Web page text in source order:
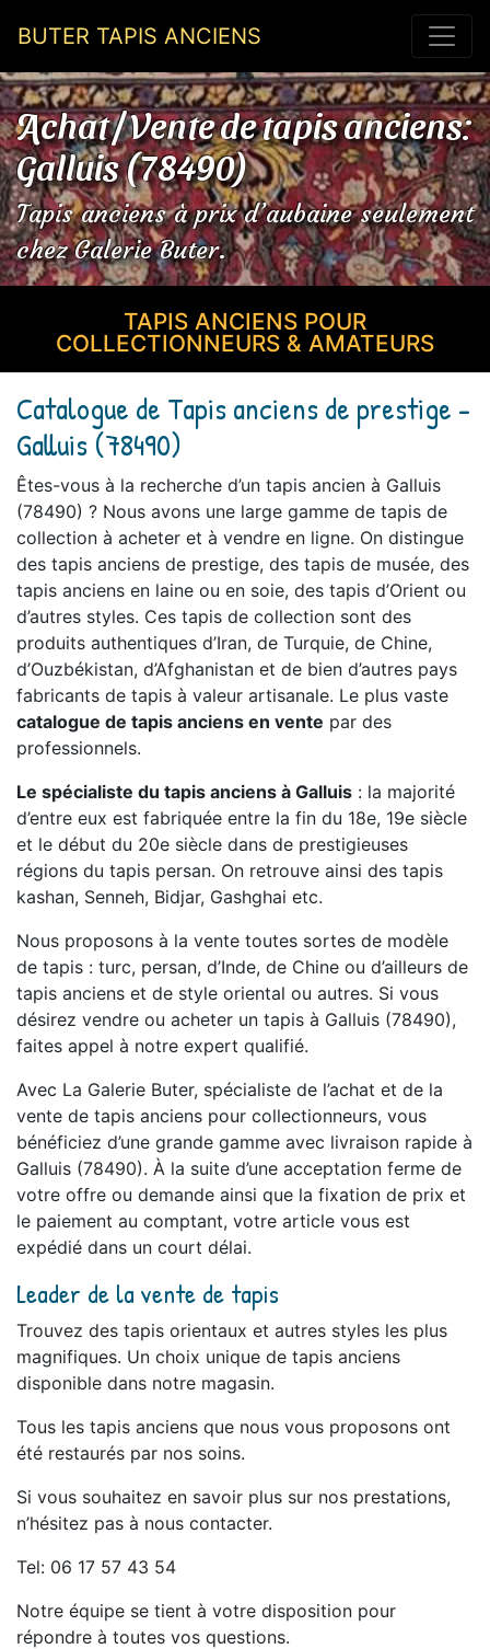
BUTER TAPIS ANCIENS
Achat / Vente de tapis anciens:
Galluis (78490)
Tapis anciens à prix d’aubaine seulement
chez Galerie Buter.
TAPIS ANCIENS POUR
COLLECTIONNEURS & AMATEURS
Catalogue de Tapis anciens de prestige -
Galluis (78490)
Êtes-vous à la recherche d’un tapis ancien à Galluis
(78490) ? Nous avons une large gamme de tapis de
collection à acheter et à vendre en ligne. On distingue
des tapis anciens de prestige, des tapis de musée, des
tapis anciens en laine ou en soie, des tapis d’Orient ou
d’autres styles. Ces tapis de collection sont des
produits authentiques d’Iran, de Turquie, de Chine,
d’Ouzbékistan, d’Afghanistan et de bien d’autres pays
fabricants de tapis à valeur artisanale. Le plus vaste
catalogue de tapis anciens en vente par des
professionnels.
Le spécialiste du tapis anciens à Galluis : la majorité
d’entre eux est fabriquée entre la fin du 18e, 19e siècle
et le début du 20e siècle dans de prestigieuses
régions du tapis persan. On retrouve ainsi des tapis
kashan, Senneh, Bidjar, Gashghai etc.
Nous proposons à la vente toutes sortes de modèle
de tapis : turc, persan, d’Inde, de Chine ou d’ailleurs de
tapis anciens et de style oriental ou autres. Si vous
désirez vendre ou acheter un tapis à Galluis (78490),
faites appel à notre expert qualifié.
Avec La Galerie Buter, spécialiste de l’achat et de la
vente de tapis anciens pour collectionneurs, vous
bénéficiez d’une grande gamme avec livraison rapide à
Galluis (78490). À la suite d’une acceptation ferme de
votre offre ou demande ainsi que la fixation de prix et
le paiement au comptant, votre article vous est
expédié dans un court délai.
Leader de la vente de tapis
Trouvez des tapis orientaux et autres styles les plus
magnifiques. Un choix unique de tapis anciens
disponible dans notre magasin.
Tous les tapis anciens que nous vous proposons ont
été restaurés par nos soins.
Si vous souhaitez en savoir plus sur nos prestations,
n’hésitez pas à nous contacter.
Tel: 06 17 57 43 54
Notre équipe se tient à votre disposition pour
répondre à toutes vos questions.